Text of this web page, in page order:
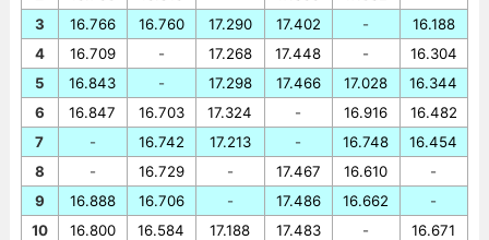
3
4
5
6
7
8
9
10
16.766
16.709
16.843
16.847
-
-
16.888
16.800
16.760
-
-
16.703
16.742
16.729
16.706
16.584
17.290
17.268
17.298
17.324
17.213
-
-
17.188
17.402
17.448
17.466
-
-
17.467
17.486
17.483
-
-
17.028
16.916
16.748
16.610
16.662
-
16.188
16.304
16.344
16.482
16.454
-
-
16.671